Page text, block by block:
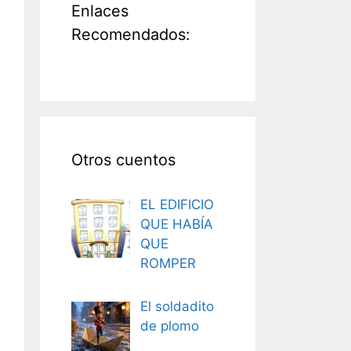
Enlaces
Recomendados:
Otros cuentos
EL EDIFICIO
QUE HABÍA
QUE
ROMPER
El soldadito
de plomo